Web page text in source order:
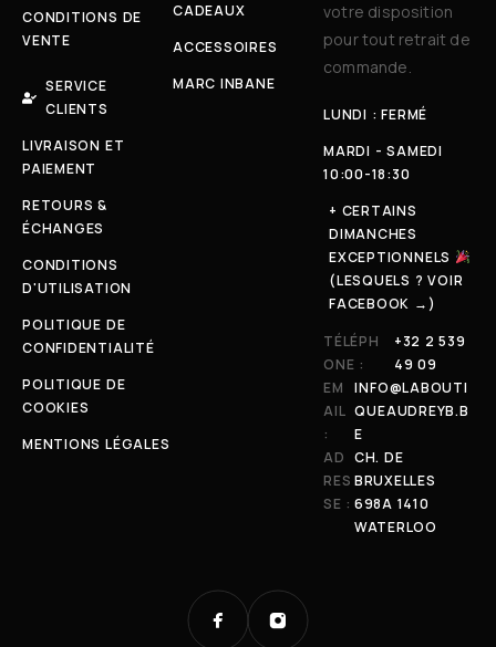
CONDITIONS DE
VENTE
SERVICE
CLIENTS
LIVRAISON ET
PAIEMENT
RETOURS &
ÉCHANGES
CONDITIONS
D'UTILISATION
POLITIQUE DE
CONFIDENTIALITÉ
POLITIQUE DE
COOKIES
MENTIONS LÉGALES
CADEAUX
ACCESSOIRES
MARC INBANE
votre disposition
pour tout retrait de
commande.
LUNDI : FERMÉ
MARDI - SAMEDI
10:00-18:30
+ CERTAINS
DIMANCHES
EXCEPTIONNELS
(LESQUELS ? VOIR
FACEBOOK →)
TÉLÉPH
ONE :
+32 2 539
49 09
EM
AIL
:
INFO@LABOUTI
QUEAUDREYB.B
E
AD
RES
SE :
CH. DE
BRUXELLES
698A 1410
WATERLOO